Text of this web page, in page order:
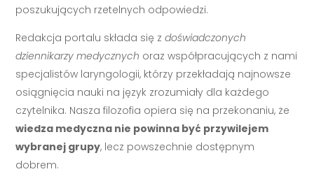
poszukujących rzetelnych odpowiedzi.
Redakcja portalu składa się zdoświadczonych
dziennikarzy medycznych oraz współpracujących z nami
specjalistów laryngologii, którzy przekładają najnowsze
osiągnięcia nauki na język zrozumiały dla każdego
czytelnika. Nasza filozofia opiera się na przekonaniu, że
wiedza medyczna nie powinna być przywilejem
wybranej grupy, lecz powszechnie dostępnym
dobrem.